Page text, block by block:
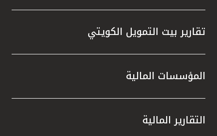
تقارير بيت التمويل الكويتي
المؤسسات المالية
التقارير المالية